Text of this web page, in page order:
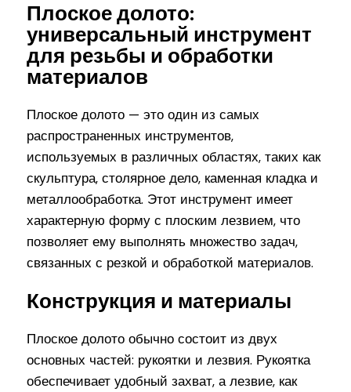
Плоское долото:
универсальный инструмент
для резьбы и обработки
материалов
Плоское долото — это один из самых
распространенных инструментов,
используемых в различных областях, таких как
скульптура, столярное дело, каменная кладка и
металлообработка. Этот инструмент имеет
характерную форму с плоским лезвием, что
позволяет ему выполнять множество задач,
связанных с резкой и обработкой материалов.
Конструкция и материалы
Плоское долото обычно состоит из двух
основных частей: рукоятки и лезвия. Рукоятка
обеспечивает удобный захват, а лезвие, как